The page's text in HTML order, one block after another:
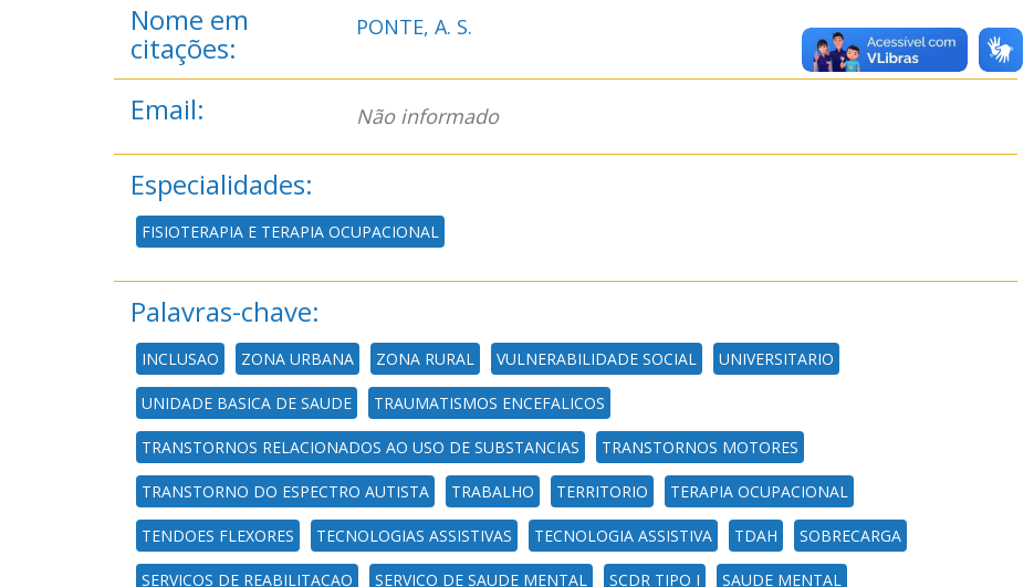
Nome em
citações:
PONTE, A. S.
Email: Não informado
Especialidades:
FISIOTERAPIA E TERAPIA OCUPACIONAL
Palavras-chave:
INCLUSAO ZONA URBANA ZONA RURAL VULNERABILIDADE SOCIAL UNIVERSITARIO
UNIDADE BASICA DE SAUDE TRAUMATISMOS ENCEFALICOS
TRANSTORNOS RELACIONADOS AO USO DE SUBSTANCIAS TRANSTORNOS MOTORES
TRANSTORNO DO ESPECTRO AUTISTA TRABALHO TERRITORIO TERAPIA OCUPACIONAL
TENDOES FLEXORES TECNOLOGIAS ASSISTIVAS TECNOLOGIA ASSISTIVA TDAH SOBRECARGA
SERVICOS DE REABILITACAO SERVICO DE SAUDE MENTAL SCDR TIPO I SAUDE MENTAL